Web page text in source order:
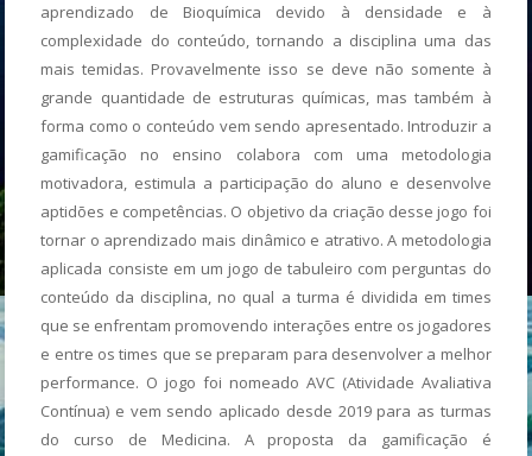
aprendizado de Bioquímica devido à densidade e à
complexidade do conteúdo, tornando a disciplina uma das
mais temidas. Provavelmente isso se deve não somente à
grande quantidade de estruturas químicas, mas também à
forma como o conteúdo vem sendo apresentado. Introduzir a
gamificação no ensino colabora com uma metodologia
motivadora, estimula a participação do aluno e desenvolve
aptidões e competências. O objetivo da criação desse jogo foi
tornar o aprendizado mais dinâmico e atrativo. A metodologia
aplicada consiste em um jogo de tabuleiro com perguntas do
conteúdo da disciplina, no qual a turma é dividida em times
que se enfrentam promovendo interações entre os jogadores
e entre os times que se preparam para desenvolver a melhor
performance. O jogo foi nomeado AVC (Atividade Avaliativa
Contínua) e vem sendo aplicado desde 2019 para as turmas
do curso de Medicina. A proposta da gamificação é